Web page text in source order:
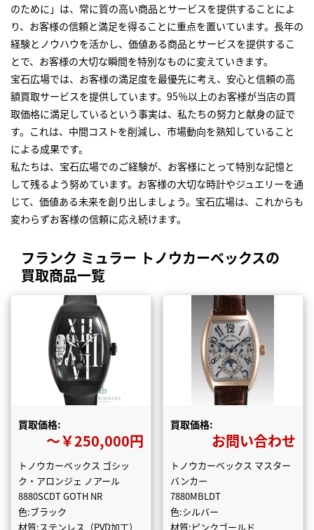
のために」は、常に質の高い商品とサービスを提供することによ
り、お客様の信頼と満足を得ることに重点を置いています。長年の
経験とノウハウを活かし、価値ある商品とサービスを提供するこ
とで、お客様の大切な瞬間を特別なものに変えていきます。
宝石広場では、お客様の満足度を最優先に考え、安心と信頼の高
額買取サービスを提供しています。95％以上のお客様が当店の買
取価格に満足しているという事実は、私たちの努力と献身の証で
す。これは、中間コストを削減し、市場動向を熟知していること
による成果です。
私たちは、宝石広場でのご経験が、お客様にとって特別な記憶と
して残るよう努めています。お客様の大切な時計やジュエリーを通
じて、価値ある未来を創り出しましょう。宝石広場は、これからも
変わらずお客様の信頼に応え続けます。
フランク ミュラー トノウカーベックスの
買取商品一覧
買取価格:
〜￥250,000円
トノウカーベックス ゴシッ
ク・アロンジェ ノアール
8880SCDT GOTH NR
色:ブラック
材質:ステンレス（PVD加工）
買取価格:
お問い合わせ
トノウカーベックス マスター
バンカー
7880MBLDT
色:シルバー
材質:ピンクゴールド